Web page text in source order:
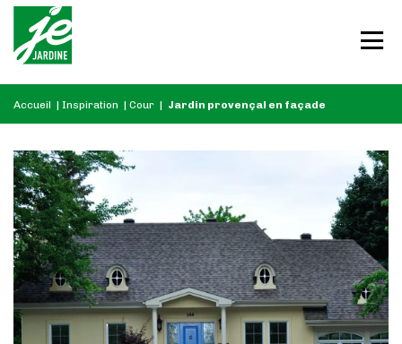
Accueil | Inspiration | Cour | Jardin provençal en façade